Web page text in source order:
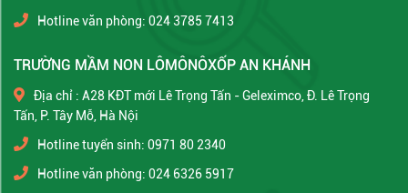
Hotline văn phòng: 024 3785 7413
TRƯỜNG MẦM NON LÔMÔNÔXỐP AN KHÁNH
Địa chỉ : A28 KĐT mới Lê Trọng Tấn - Geleximco, Đ. Lê Trọng
Tấn, P. Tây Mỗ, Hà Nội
Hotline tuyển sinh: 0971 80 2340
Hotline văn phòng: 024 6326 5917